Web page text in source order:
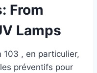
From
Lamps
103 , en particulier,
préventifs pour